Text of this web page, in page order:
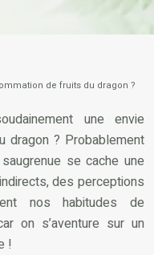
de fruits du dragon ?
une envie
dragon ? Probablement
se cache une
des perceptions
nos habitudes de
on s’aventure sur un
!